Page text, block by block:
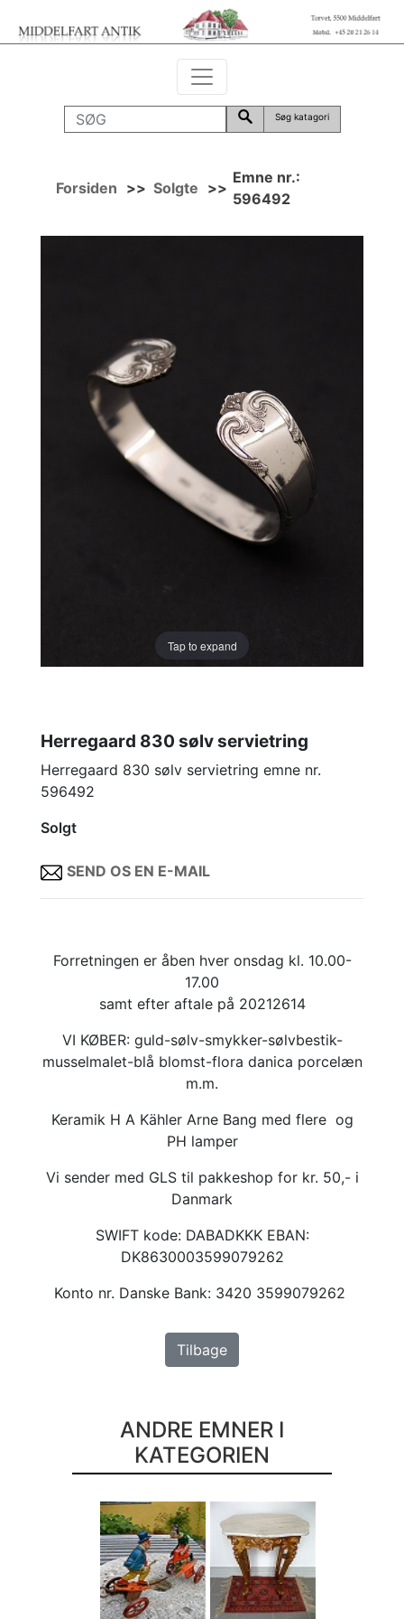
Søg katagori
Forsiden >> Solgte >>
Emne nr.:
596492
Tap to expand
Herregaard 830 sølv servietring
Herregaard 830 sølv servietring emne nr.
596492
Solgt
SEND OS EN E-MAIL
Forretningen er åben hver onsdag kl. 10.00-
17.00
samt efter aftale på 20212614
VI KØBER: guld-sølv-smykker-sølvbestik-
musselmalet-blå blomst-flora danica porcelæn
m.m.
Keramik H A Kähler Arne Bang med flere og
PH lamper
Vi sender med GLS til pakkeshop for kr. 50,- i
Danmark
SWIFT kode: DABADKKK EBAN:
DK8630003599079262
Konto nr. Danske Bank: 3420 3599079262
Tilbage
ANDRE EMNER I
KATEGORIEN